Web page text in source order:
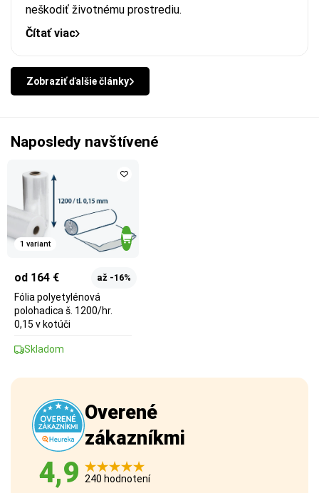
neškodiť životnému prostrediu.
Čítať viac
Zobraziť ďalšie články
Naposledy navštívené
1 variant
od 164 € až -16%
Fólia polyetylénová
polohadica š. 1200/hr.
0,15 v kotúči
Skladom
Overené
zákazníkmi
4,9 240 hodnotení